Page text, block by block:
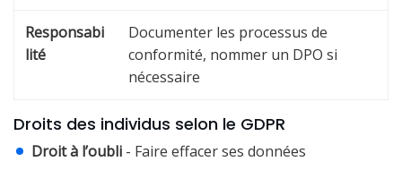
Responsabi
lité
Documenter les processus de
conformité, nommer un DPO si
nécessaire
Droits des individus selon le GDPR
Droit à l’oubli - Faire effacer ses données